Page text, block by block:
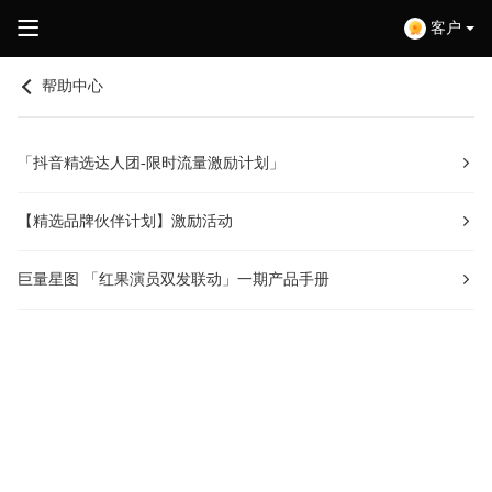
客户
帮助中心
「抖音精选达人团-限时流量激励计划」
【精选品牌伙伴计划】激励活动
巨量星图 「红果演员双发联动」一期产品手册